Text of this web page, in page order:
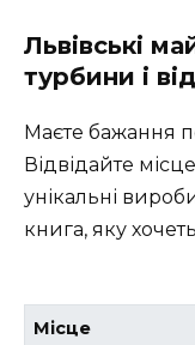
Львівські
турбини і
Маєте бажання
Відвідайте
унікальні
книга, яку
Місце